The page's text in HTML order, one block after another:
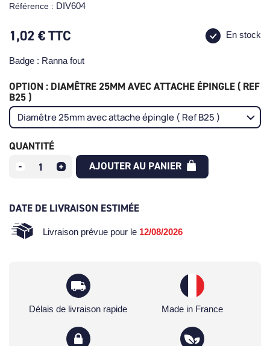
Référence : DIV604
1,02 €TTC En stock
Badge : Ranna fout
OPTION : DIAMÊTRE 25MM AVEC ATTACHE ÉPINGLE ( REF
B25 )
QUANTITÉ
AJOUTER AU PANIER
DATE DE LIVRAISON ESTIMÉE
Livraison prévue pour le 12/08/2026
Délais de livraison rapide Made in France